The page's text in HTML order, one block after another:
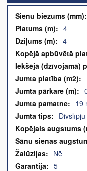
Vairāk
informācijas
4
4
19
Nē
5